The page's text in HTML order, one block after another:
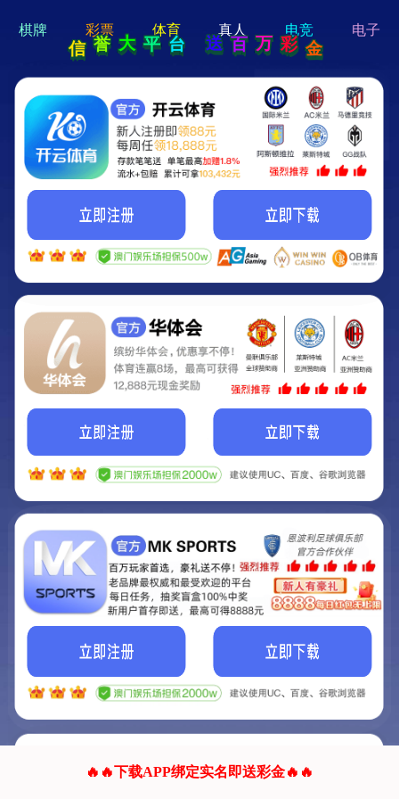
hi 💗
Hey Guys!
我们即将上线啦...
我们的网站正在建设.
它将是非常棒的网站.
联系我们!